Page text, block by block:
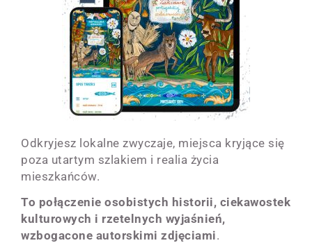
Odkryjesz lokalne zwyczaje, miejsca kryjące się
poza utartym szlakiem i realia życia
mieszkańców.
To połączenie osobistych historii, ciekawostek
kulturowych i rzetelnych wyjaśnień,
wzbogacone autorskimi zdjęciami.